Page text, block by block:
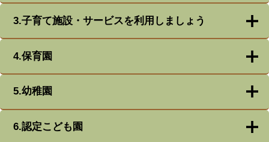
3.子育て施設・サービスを利用しましょう
4.保育園
5.幼稚園
6.認定こども園